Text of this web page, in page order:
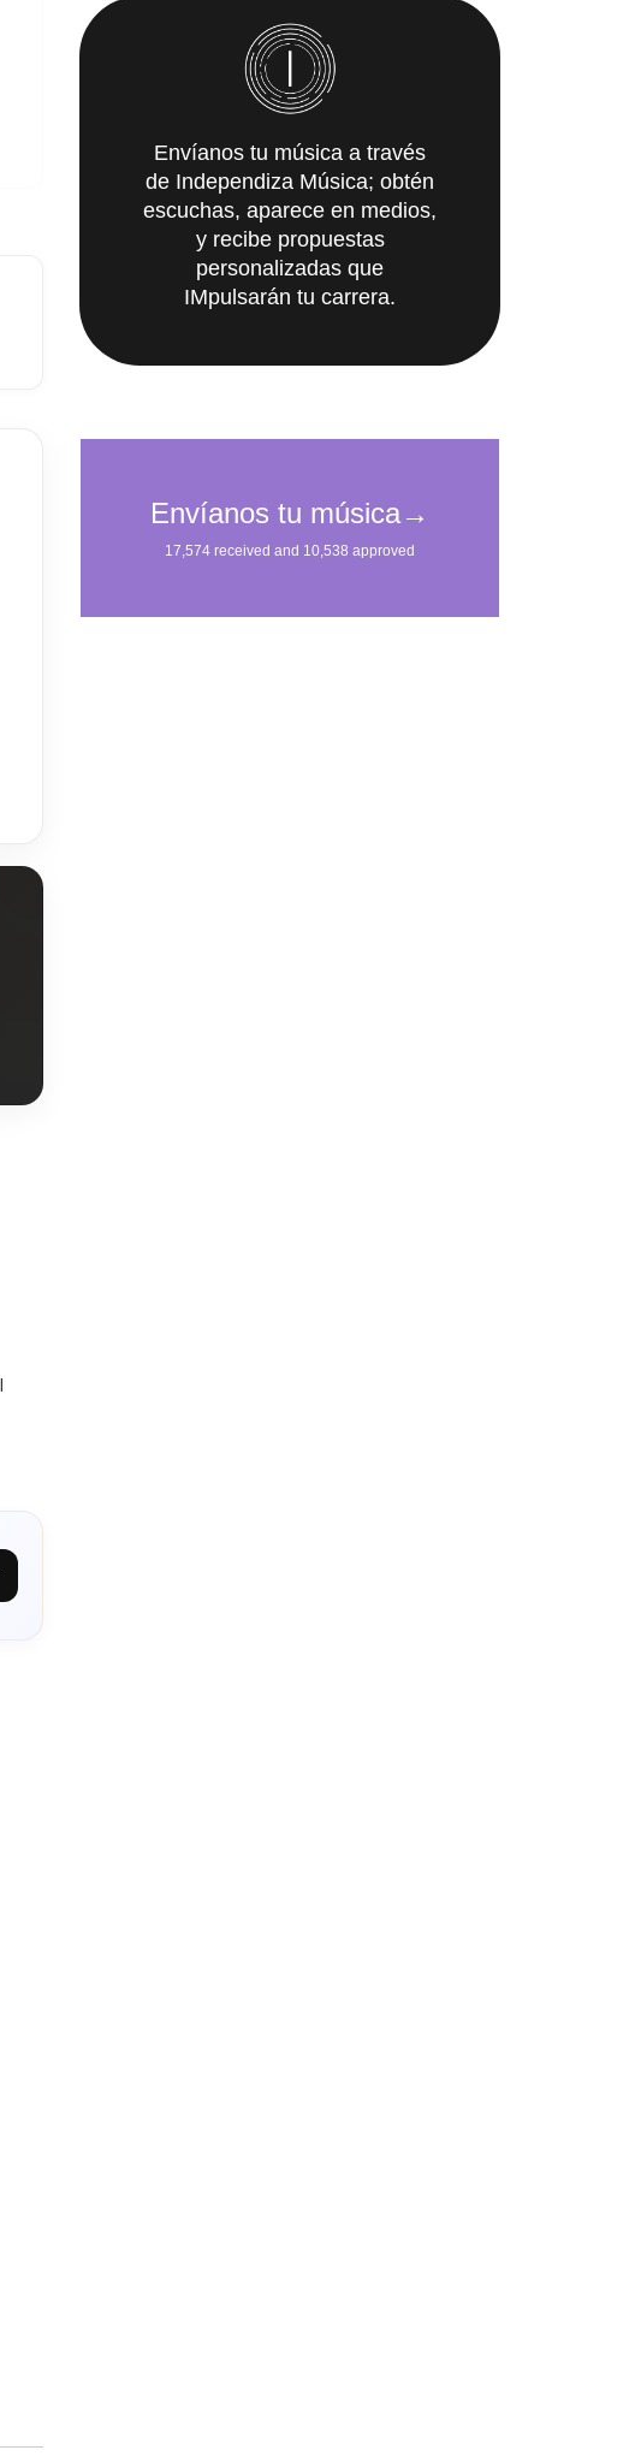
Envíanos tu música a través
de Independiza Música; obtén
escuchas, aparece en medios,
y recibe propuestas
personalizadas que
IMpulsarán tu carrera.